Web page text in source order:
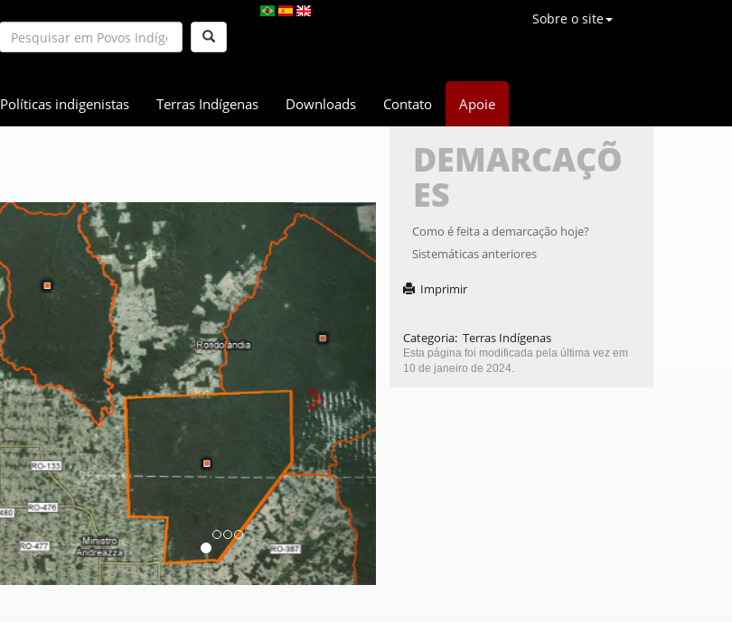
Sobre o site
Políticas indigenistas Terras Indígenas Downloads Contato Apoie
Next
DEMARCAÇÕ
ES
Como é feita a demarcação hoje?
Sistemáticas anteriores
Imprimir
Categoria: Terras Indígenas
Esta página foi modificada pela última vez em
10 de janeiro de 2024.